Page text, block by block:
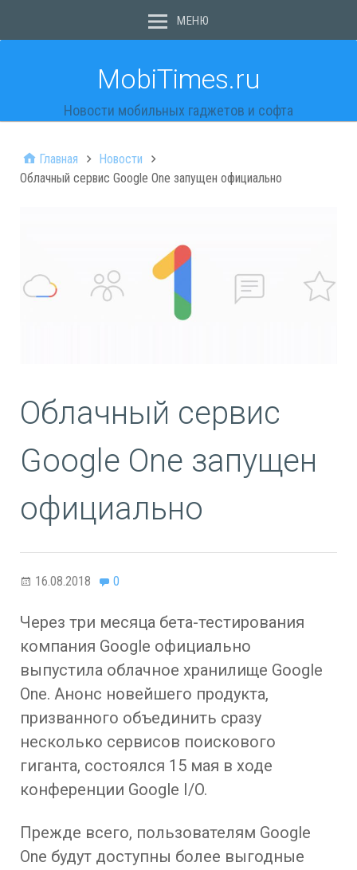
МЕНЮ
MobiTimes.ru
Новости мобильных гаджетов и софта
Главная
Новости
Облачный сервис Google One запущен официально
Облачный сервис
Google One запущен
официально
16.08.2018 0
Через три месяца бета-тестирования
компания Google официально
выпустила облачное хранилище Google
One. Анонс новейшего продукта,
призванного объединить сразу
несколько сервисов поискового
гиганта, состоялся 15 мая в ходе
конференции Google I/O.
Прежде всего, пользователям Google
One будут доступны более выгодные